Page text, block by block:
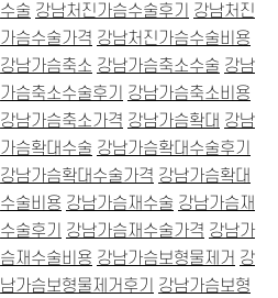
수술 강남처진가슴수술후기
강남처진
가슴수술가격 강남처진가슴수술비용
강남가슴축소 강남가슴축소수술 강남
가슴축소수술후기
강남가슴축소비용
강남가슴축소가격 강남가슴확대 강남
가슴확대수술 강남가슴확대수술후기
강남가슴확대수술가격 강남가슴확대
수술비용 강남가슴재수술 강남가슴재
수술후기
강남가슴재수술가격 강남가
슴재수술비용 강남가슴보형물제거 강
남가슴보형물제거후기
강남가슴보형